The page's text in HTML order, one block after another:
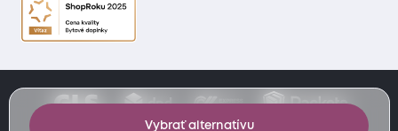
Vybrať alternatívu